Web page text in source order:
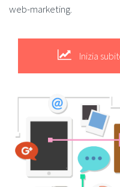
web-marketing.
Inizia